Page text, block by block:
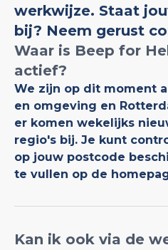
werkwijze. Staat
bij? Neem gerust
Waar is Beep for
actief?
We zijn op dit moment
en omgeving en
er komen wekelijks
regio's bij. Je kunt
op jouw postcode
te vullen op de
Kan ik ook via de